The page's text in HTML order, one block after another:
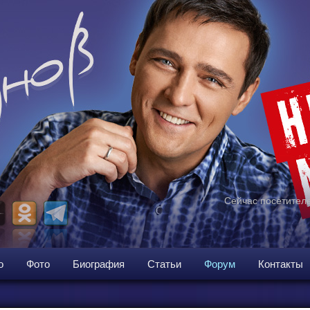
Сейчас
Фото Биография Статьи Форум Контакты